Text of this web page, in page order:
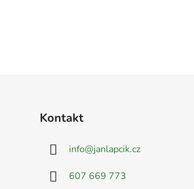
Kontakt
info@janlapcik.cz
607 669 773